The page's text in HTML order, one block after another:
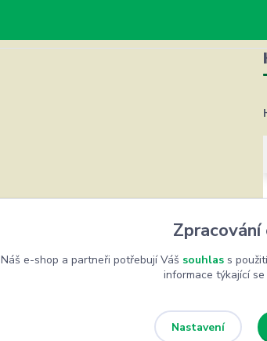
Zpracování
Náš e-shop a partneři potřebují Váš souhlass
informace týkající se
Nastavení